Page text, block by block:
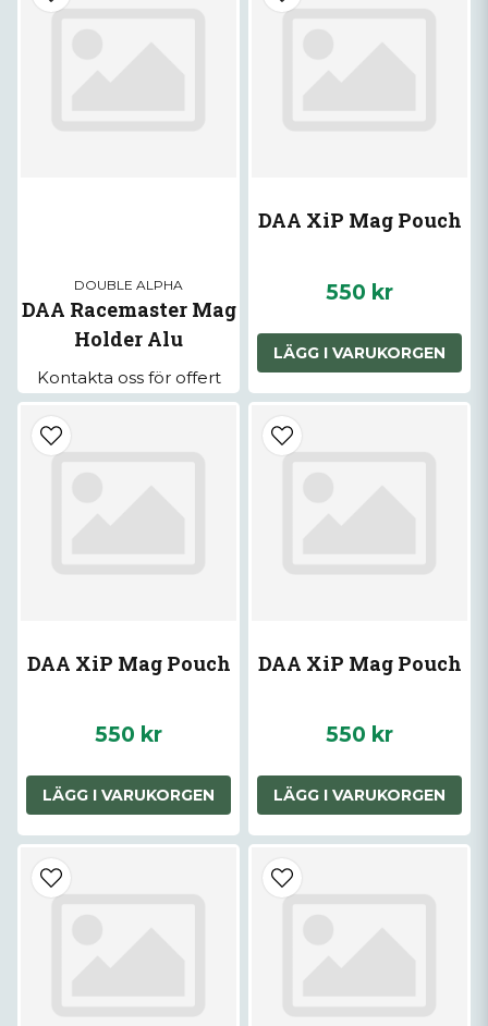
DOUBLE ALPHA
DAA Racemaster Mag
Holder Alu
Kontakta oss för offert
DAA XiP Mag Pouch
550 kr
LÄGG I VARUKORGEN
DAA XiP Mag Pouch
550 kr
LÄGG I VARUKORGEN
DAA XiP Mag Pouch
550 kr
LÄGG I VARUKORGEN